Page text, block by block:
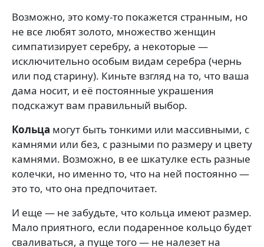
Возможно, это кому-то покажется странным, но
не все любят золото, множество женщин
симпатизирует серебру, а некоторые —
исключительно особым видам серебра (чернь
или под старину). Киньте взгляд на то, что ваша
дама носит, и её постоянные украшения
подскажут вам правильный выбор.
Кольца могут быть тонкими или массивными, с
камнями или без, с разными по размеру и цвету
камнями. Возможно, в ее шкатулке есть разные
колечки, но именно то, что на ней постоянно —
это то, что она предпочитает.
И еще — не забудьте, что кольца имеют размер.
Мало приятного, если подаренное кольцо будет
сваливаться, а пуще того — не налезет на